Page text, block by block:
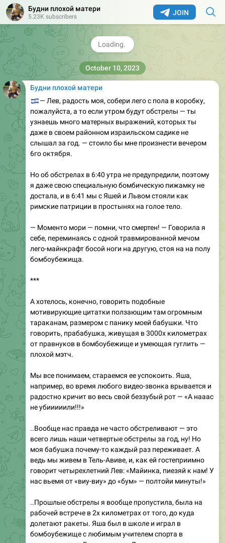
JOIN
Будни плохой матери
5.23K subscribers
Будни плохой матери
— Лев, радость моя, собери лего с пола в коробку,
пожалуйста, а то если утром будут обстрелы — ты
узнаешь много матерных выражений, которых ты
даже в своем районном израильском садике не
слышал за год. — стоило бы мне произнести вечером
6го октября.
Но об обстрелах в 6:40 утра не предупредили, поэтому
я даже свою специальную бомбическую пижамку не
достала, и в 6:41 мы с Яшей и Львом стояли как
римские патриции в простынях на голое тело.
— Моменто мори — помни, что смертен! — Говорила я
себе, переминаясь с одной травмированной мечом
лего-майнкрафт босой ноги на другую, стоя на на полу
бомбоубежища.
***
А хотелось, конечно, говорить подобные
мотивирующие цитатки ползающим там огромным
тараканам, размером с панику моей бабушки. Что
говорить, прабабушка, живущая в 3000х километрах
от правнуков в бомбоубежище и умеющая гуглить —
плохой мэтч.
Мы все понимаем, стараемся ее успокоить. Яша,
например, во время любого видео-звонка врывается и
радостно кричит во весь свой беззубый рот — «А нааас
не убииииили!!!»
..Вообще нас правда не часто обстреливают — это
всего лишь наши четвертые обстрелы за год, ну! Но
моя бабушка почему-то каждый раз переживает. А
ведь мы живем в Тель-Авиве, и, как ей гостеприимно
говорит четырехлетний Лев: «Майинка, пиезяй к нам! У
нас вьемя от «виу-виу» до «бум» — полтойи минуты!»
..Прошлые обстрелы я вообще пропустила, была на
рабочей встрече в 2х километрах от того, до куда
долетают ракеты. Яша был в школе и играл в
бомбоубежище с любимым учителем спорта в
October 10, 2023